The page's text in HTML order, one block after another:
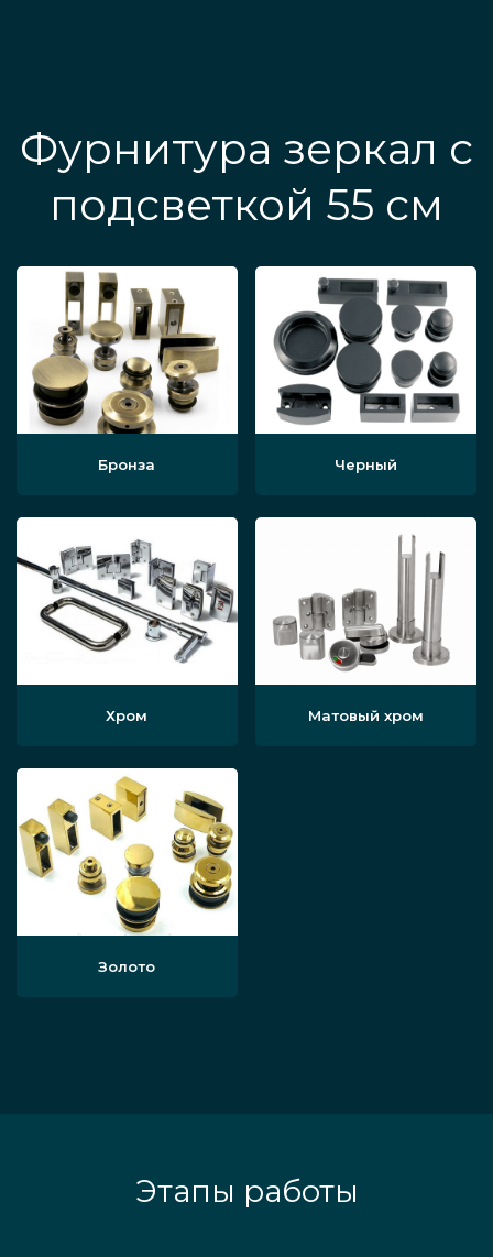
Фурнитура зеркал с
подсветкой 55 см
Бронза Черный
Хром Матовый хром
Золото
Этапы работы